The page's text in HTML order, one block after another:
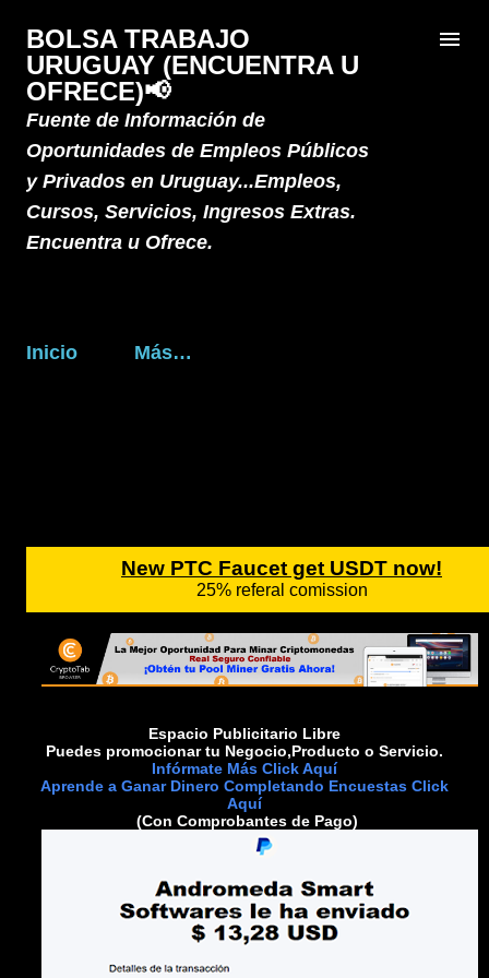
Ir al contenido principal
BOLSA TRABAJO
URUGUAY (ENCUENTRA U
OFRECE)📢
Fuente de Información de
Oportunidades de Empleos Públicos
y Privados en Uruguay...Empleos,
Cursos, Servicios, Ingresos Extras.
Encuentra u Ofrece.
Inicio Más…
Espacio Publicitario Libre
Puedes promocionar tu Negocio,Producto o Servicio.
Infórmate Más Click Aquí
Aprende a Ganar Dinero Completando Encuestas Click
Aquí
(Con Comprobantes de Pago)